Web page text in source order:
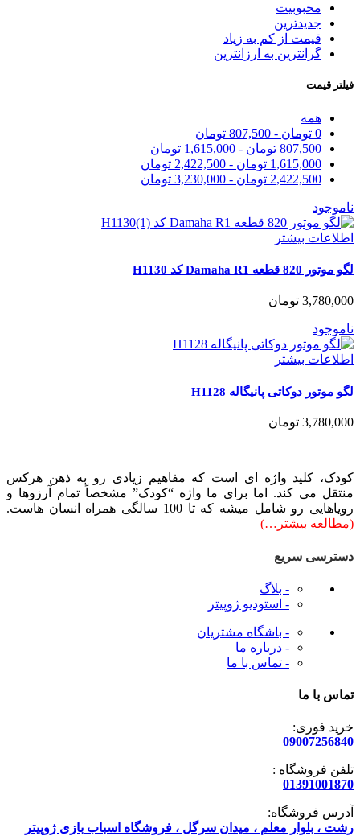
محبوبیت
جدیدترین
قیمت از کم به زیاد
گرانترین به ارزانترین
فیلتر قیمت
همه
0 تومان -
807,500 تومان
807,500 تومان -
1,615,000 تومان
1,615,000 تومان -
2,422,500 تومان
2,422,500 تومان -
3,230,000 تومان
ناموجود
اطلاعات بیشتر
لگو موتور 820 قطعه Damaha R1 کد H1130
3,780,000 تومان
ناموجود
اطلاعات بیشتر
لگو موتور دوکاتی پانیگاله H1128
3,780,000 تومان
کودک، کلید واژه ای است که مفاهیم زیادی رو به ذهن هرکس
منتقل می کند. اما برای ما واژه “کودک” مشخصاً تمام آرزوها و
رویاهایی رو شامل میشه که تا 100 سالگی همراه انسان هاست.
(مطالعه بیشتر…)
دسترسی سریع
- بلاگ
- استودیو ژوپیتر
- باشگاه مشتریان
- درباره ما
- تماس با ما
تماس با ما
خرید فوری:
09007256840
تلفن فروشگاه :
01391001870
آدرس فروشگاه:
رشت ، بلوار معلم ، میدان سرگل ، فروشگاه اسباب بازی ژوپیتر